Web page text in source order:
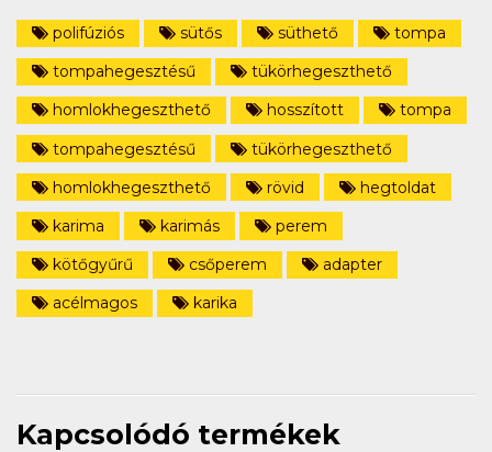
polifúziós sütős süthető
tompa
tompahegesztésű
tükörhegeszthető
homlokhegeszthető
hosszított
tompa
tompahegesztésű
tükörhegeszthető
homlokhegeszthető
rövid
hegtoldat
karima
karimás
perem
kötőgyűrű
csőperem
adapter
acélmagos
karika
Kapcsolódó termékek